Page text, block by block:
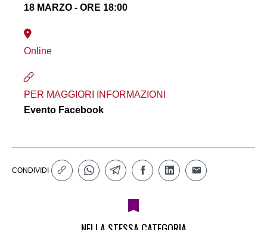
18 MARZO - ORE 18:00
Online
PER MAGGIORI INFORMAZIONI
Evento Facebook
CONDIVIDI